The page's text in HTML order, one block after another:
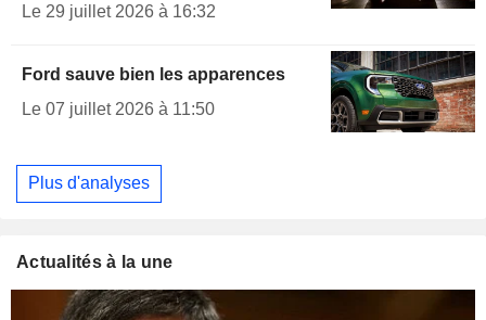
Le 29 juillet 2026 à 16:32
Ford sauve bien les apparences
Le 07 juillet 2026 à 11:50
Plus d'analyses
Actualités à la une